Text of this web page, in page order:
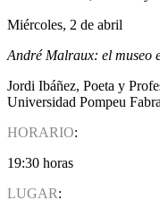
Miércoles, 2 de abril
André Malraux: el museo
Jordi Ibáñez, Poeta y
Universidad Pompeu
HORARIO:
19:30 horas
LUGAR: